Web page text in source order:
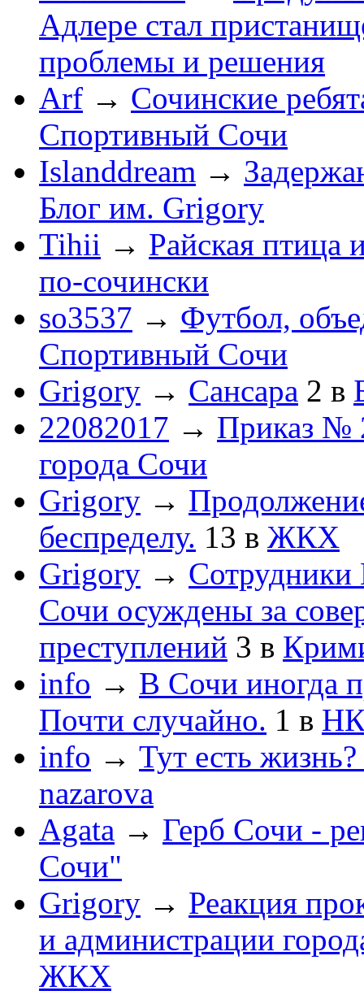
Адлере стал
проблемы и решения
Arf → Сочинские
Спортивный Сочи
Islanddream →
Блог им. Grigory
Tihii → Райская птица
по-cочински
so3537 → Футбол,
Спортивный Сочи
Grigory → Сансара 2 в
22082017 → Приказ №
города Сочи
Grigory →
беспределу. 13 в ЖКХ
Grigory →
Сочи осуждены за
преступлений 3 в
info → В Сочи иногда
Почти случайно. 1 в
info → Тут есть
nazarova
Agata → Герб Сочи -
Сочи"
Grigory → Реакция
и администрации
ЖКХ